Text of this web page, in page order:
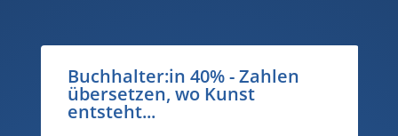
Buchhalter:in 40% - Zahlen
übersetzen, wo Kunst
entsteht...